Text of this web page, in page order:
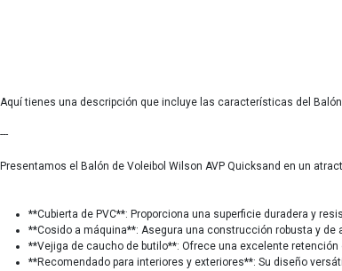
Aquí tienes una descripción que incluye las características del
---
Presentamos el Balón de Voleibol Wilson AVP Quicksand en un
**Cubierta de PVC**: Proporciona una superficie duradera y
**Cosido a máquina**: Asegura una construcción robusta y
**Vejiga de caucho de butilo**: Ofrece una excelente
**Recomendado para interiores y exteriores**: Su diseño